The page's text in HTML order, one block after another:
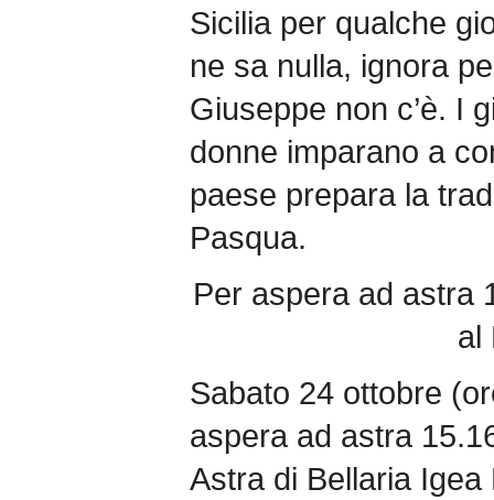
Sicilia per qualche
ne sa nulla, ignora
Giuseppe non c’è. I
donne imparano a
paese prepara la
Pasqua.
Per aspera ad astra
al
Sabato 24 ottobre
aspera ad astra
Astra di Bellaria